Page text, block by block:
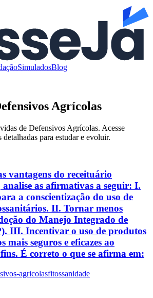
SimuladosBlog
Agrícolas
de Defensivos Agrícolas. Acesse
detalhadas para estudar e evoluir.
vantagens do receituário
as afirmativas a seguir: I.
a conscientização do uso de
II. Tornar menos
do Manejo Integrado de
III. Incentivar o uso de produtos
mais seguros e eficazes ao
É correto o que se afirma em:
agricolasfitossanidade